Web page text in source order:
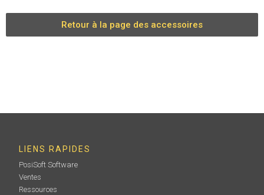
Retour à la page des accessoires
LIENS RAPIDES
PosiSoft Software
Ventes
Ressources